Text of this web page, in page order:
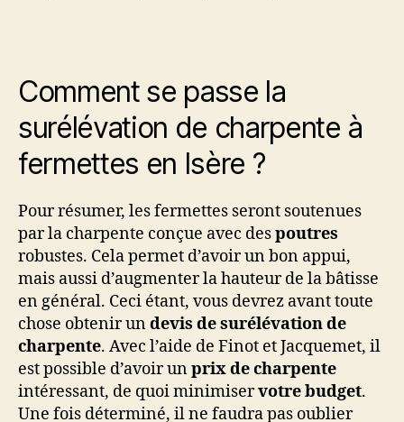
Comment se passe la
surélévation de charpente à
fermettes en Isère ?
Pour résumer, les fermettes seront soutenues
par la charpente conçue avec despoutres
robustes. Cela permet d’avoir un bon appui,
mais aussi d’augmenter la hauteur de la bâtisse
en général. Ceci étant, vous devrez avant toute
chose obtenir undevis de surélévation de
charpente. Avec l’aide de Finot et Jacquemet, il
est possible d’avoir unprix de charpente
intéressant, de quoi minimiservotre budget.
Une fois déterminé, il ne faudra pas oublier